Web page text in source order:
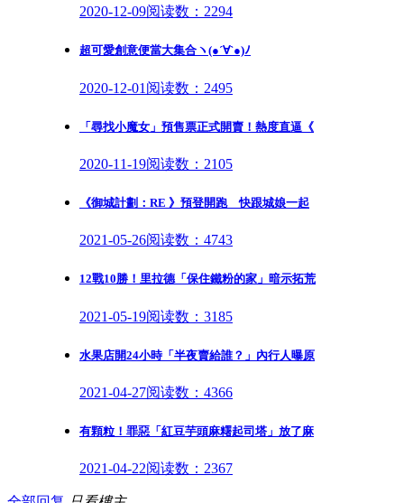
2020-12-09阅读数：2294
超可愛創意便當大集合ヽ(●´∀`●)ﾉ
2020-12-01 阅读数：2495
「尋找小魔女」預售票正式開賣！熱度直逼《
2020-11-19阅读数：2105
《御城計劃：RE 》預登開跑 快跟城娘一起
2021-05-26阅读数：4743
12戰10勝！里拉德「保住鐵粉的家」暗示拓荒
2021-05-19阅读数：3185
水果店開24小時「半夜賣給誰？」內行人曝原
2021-04-27阅读数：4366
有顆粒！罪惡「紅豆芋頭麻糬起司塔」放了麻
2021-04-22阅读数：2367